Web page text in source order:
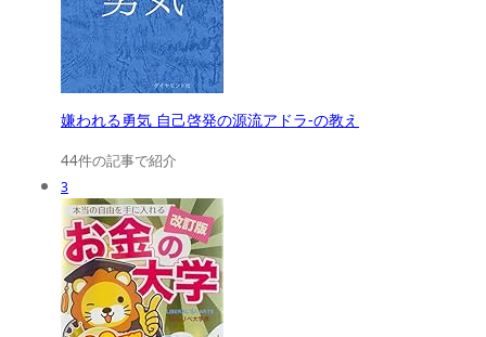
嫌われる勇気 自己啓発の源流アドラ-の教え
44件の記事で紹介
3